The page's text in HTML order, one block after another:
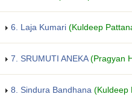
6. Laja Kumari (Kuldeep
7. SRUMUTI ANEKA(Pragyan
8. Sindura Bandhana (Kuldeep